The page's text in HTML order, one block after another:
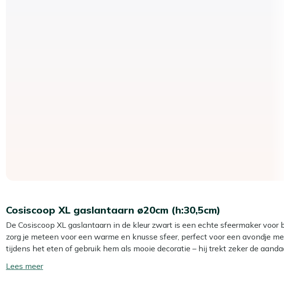
Cosiscoop XL gaslantaarn ø20cm (h:30,5cm)
De Cosiscoop XL gaslantaarn in de kleur zwart is een echte sfeermaker
zorg je meteen voor een warme en knusse sfeer, perfect voor een avondje
tijdens het eten of gebruik hem als mooie decoratie – hij trekt zeker de
Eigenschappen
Toon/verberg